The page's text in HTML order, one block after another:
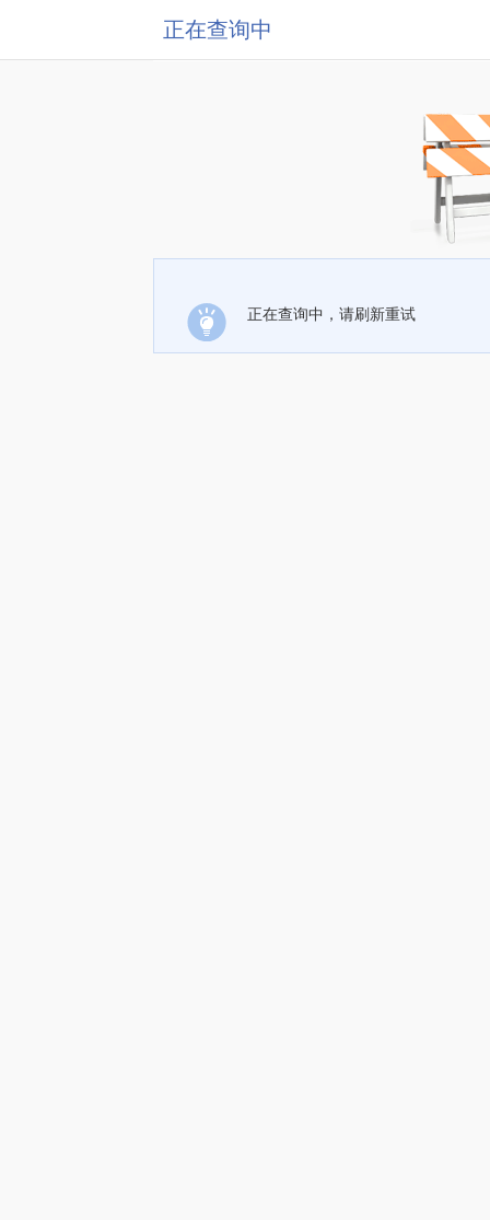
正在查询中
正在查询中，请刷新重试